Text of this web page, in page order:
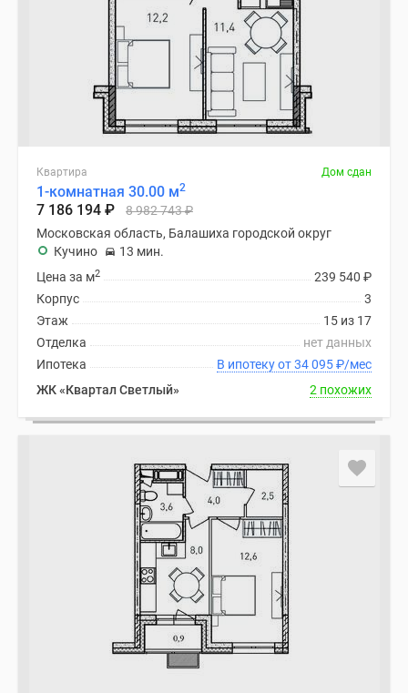
Квартира Дом сдан
1-комнатная 30.00 м2
7 186 194 ₽ 8 982 743₽
Московская область, Балашиха городской округ
Кучино
13 мин.
239 540 ₽
Цена за м2
3
Корпус
15 из 17
Этаж
нет данных
Отделка
В ипотеку от 34 095₽/мес
Ипотека
ЖК «Квартал Светлый»
2 похожих